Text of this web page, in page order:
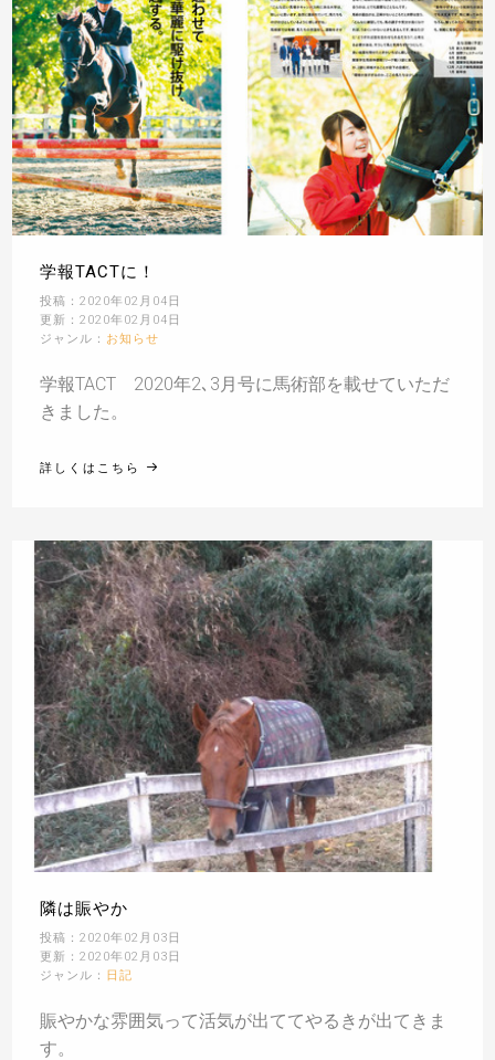
学報TACTに！
投稿：2020年02月04日
更新：2020年02月04日
ジャンル： お知らせ
学報TACT 2020年2､3月号に馬術部を載せていただ
きました。
詳しくはこちら
隣は賑やか
投稿：2020年02月03日
更新：2020年02月03日
ジャンル： 日記
賑やかな雰囲気って活気が出ててやるきが出てきま
す。